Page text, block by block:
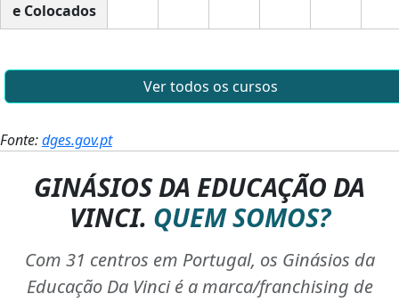
e Colocados
Ver todos os cursos
Fonte:dges.gov.pt
GINÁSIOS DA EDUCAÇÃO DA
VINCI. QUEM SOMOS?
Com 31 centros em Portugal, os Ginásios da
Educação Da Vinci é a marca/franchising de